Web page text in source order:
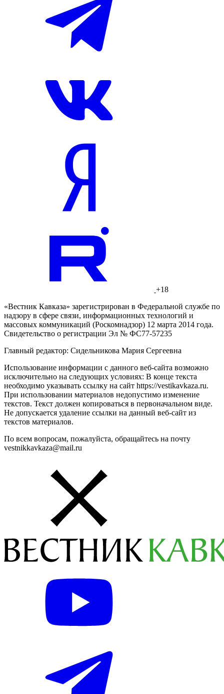
+18
«Вестник Кавказа» зарегистрирован в Федеральной службе по
надзору в сфере связи, информационных технологий и
массовых коммуникаций (Роскомнадзор) 12 марта 2014 года.
Свидетельство о регистрации Эл № ФС77-57235
Главный редактор: Сидельникова Мария Сергеевна
Использование информации с данного веб-сайта возможно
исключительно на следующих условиях: В конце текста
необходимо указывать ссылку на сайт https://vestikavkaza.ru.
При использовании материалов недопустимо изменение
текстов. Текст должен копироваться в первоначальном виде.
Не допускается удаление ссылки на данный веб-сайт из
текстов материалов.
По всем вопросам, пожалуйста, обращайтесь на почту
vestnikkavkaza@mail.ru